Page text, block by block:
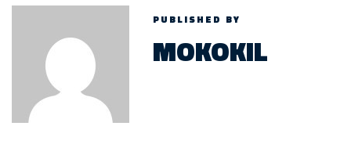
PUBLISHED BY
MOKOKIL